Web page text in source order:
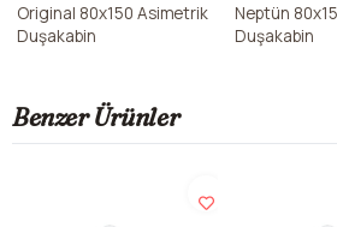
Original 80x150 Asimetrik
Duşakabin
Neptün
Duşakabin
Benzer Ürünler